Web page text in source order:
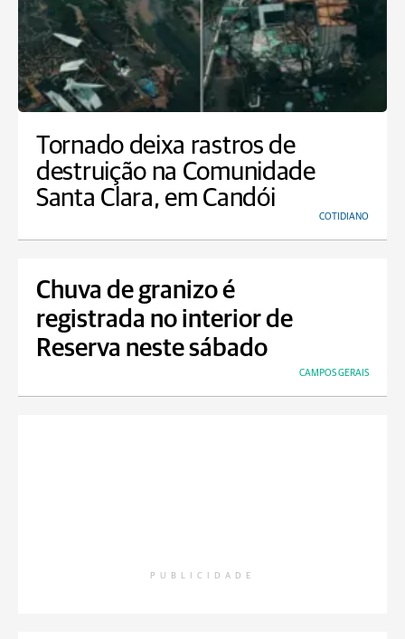
Tornado deixa rastros de
destruição na Comunidade
Santa Clara, em Candói
COTIDIANO
Chuva de granizo é
registrada no interior de
Reserva neste sábado
CAMPOS GERAIS
PUBLICIDADE